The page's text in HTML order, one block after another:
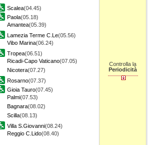
Scalea(04.45)
Paola(05.18)
Amantea(05.39)
Lamezia Terme C.Le(05.56)
Vibo Marina(06.24)
Tropea(06.51)
Ricadi-Capo Vaticano(07.05)
Nicotera(07.27)
Rosarno(07.37)
Gioia Tauro(07.45)
Palmi(07.53)
Bagnara(08.02)
Scilla(08.13)
Villa S.Giovanni(08.24)
Reggio C.Lido(08.40)
Controlla la
Periodicità